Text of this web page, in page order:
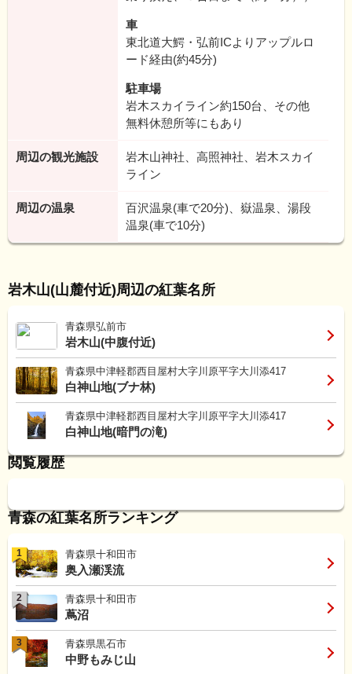
車
東北道大鰐・弘前ICよりアップルロ
ード経由(約45分)
駐車場
岩木スカイライン約150台、その他
無料休憩所等にもあり
周辺の観光施設
岩木山神社、高照神社、岩木スカイ
ライン
周辺の温泉
百沢温泉(車で20分)、嶽温泉、湯段
温泉(車で10分)
岩木山(山麓付近)周辺の紅葉名所
青森県弘前市
岩木山(中腹付近)
青森県中津軽郡西目屋村大字川原平字大川添417
白神山地(ブナ林)
青森県中津軽郡西目屋村大字川原平字大川添417
白神山地(暗門の滝)
閲覧履歴
青森の紅葉名所ランキング
1 青森県十和田市
奥入瀬渓流
2 青森県十和田市
蔦沼
3 青森県黒石市
中野もみじ山